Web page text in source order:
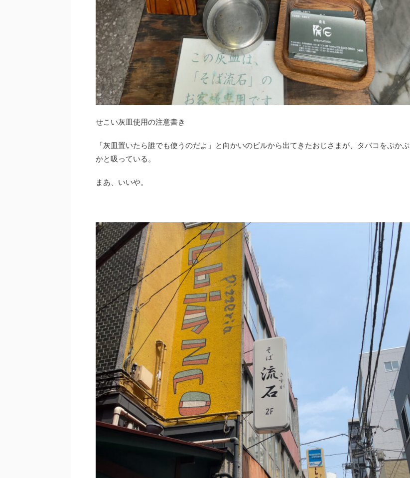
せこい灰皿使用の注意書き
「灰皿置いたら誰でも使うのだよ」と向かいのビルから出てきたおじさまが、タバコをぷかぷ
かと吸っている。
まあ、いいや。